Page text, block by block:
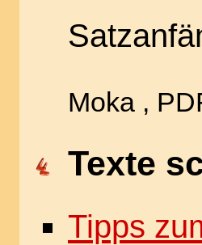
Moka ,
Texte
Tipps